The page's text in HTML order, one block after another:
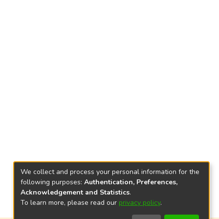
We collect and process your personal information for the
following purposes: Authentication, Preferences,
Acknowledgement and Statistics.
To learn more, please read our privacy policy.